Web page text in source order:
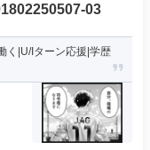
03
く|U/Iターン応援|学歴